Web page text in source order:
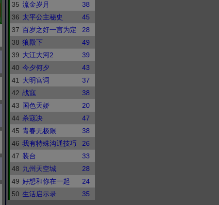
35 流金岁月
38
36 太平公主秘史
45
37 百岁之好一言为定
28
38 狼殿下
49
39 大江大河2
39
40 今夕何夕
43
41
大明宫词
37
42 战寇
38
43 国色天娇
20
44 杀寇决
47
45 青春无极限
38
46 我有特殊沟通技巧
26
47 装台
33
48 九州天空城
28
49 好想和你在一起
24
50 生活启示录 35